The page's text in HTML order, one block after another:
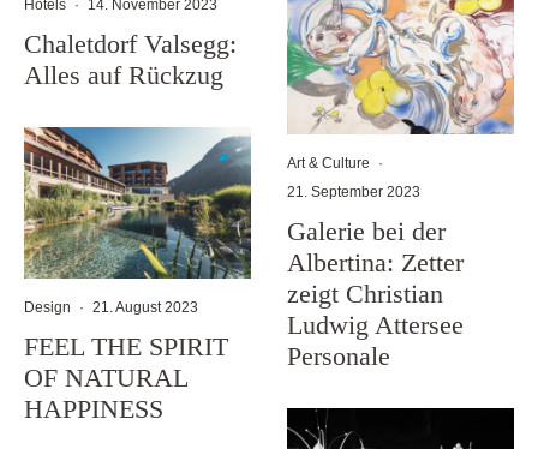
Hotels · 14. November 2023
Chaletdorf Valsegg:
Alles auf Rückzug
Design · 21. August 2023
FEEL THE SPIRIT
OF NATURAL
HAPPINESS
Art & Culture
·
21. September 2023
Galerie bei der
Albertina: Zetter
zeigt Christian
Ludwig Attersee
Personale